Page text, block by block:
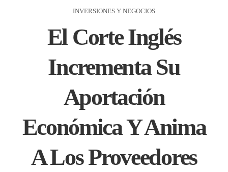
INVERSIONES Y NEGOCIOS
El Corte Inglés
Incrementa Su
Aportación
Económica Y Anima
A Los Proveedores